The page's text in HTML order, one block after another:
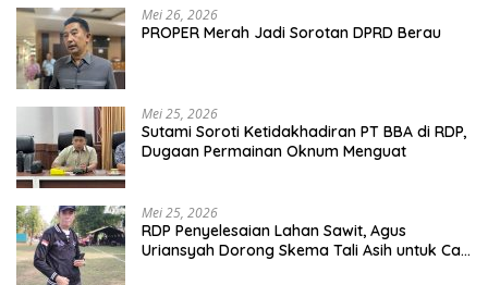
Mei 26, 2026
PROPER Merah Jadi Sorotan DPRD Berau
Mei 25, 2026
Sutami Soroti Ketidakhadiran PT BBA di RDP,
Dugaan Permainan Oknum Menguat
Mei 25, 2026
RDP Penyelesaian Lahan Sawit, Agus
Uriansyah Dorong Skema Tali Asih untuk Cari